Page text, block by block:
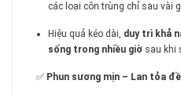
các loại côn trùng chỉ sau vài
Hiệu quả kéo dài, duy trì khả
sống trong nhiều giờ sau khi
✅ Phun sương mịn – Lan tỏa